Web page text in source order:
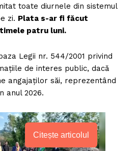
toate diurnele din sistemul
zi. Plata s-ar fi făcut
patru luni.
Legii nr. 544/2001 privind
de interes public, dacă
angajaților săi, reprezentând
anul 2026.
Citește articolul